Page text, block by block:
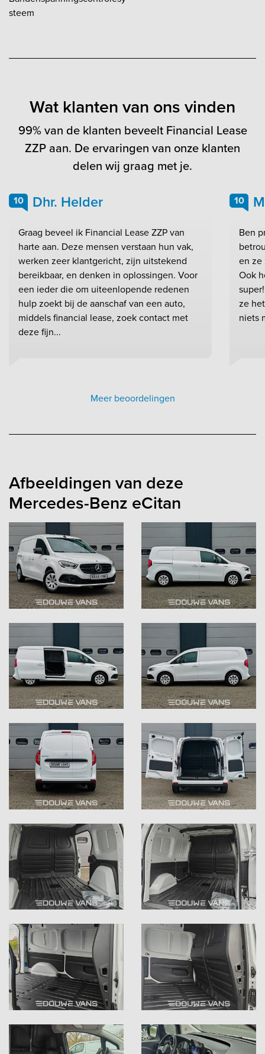
steem
Wat klanten van ons vinden
99% van de klanten beveelt Financial Lease
ZZP aan. De ervaringen van onze klanten
delen wij graag met je.
10 Dhr. Helder
Graag beveel ik Financial Lease ZZP van
harte aan. Deze mensen verstaan hun vak,
werken zeer klantgericht, zijn uitstekend
bereikbaar, en denken in oplossingen. Voor
een ieder die om uiteenlopende redenen
hulp zoekt bij de aanschaf van een auto,
middels financial lease, zoek contact met
deze fijn...
10
Ben
en ze
Ook
ze
niets
Meer beoordelingen
Afbeeldingen van deze
Mercedes-Benz eCitan